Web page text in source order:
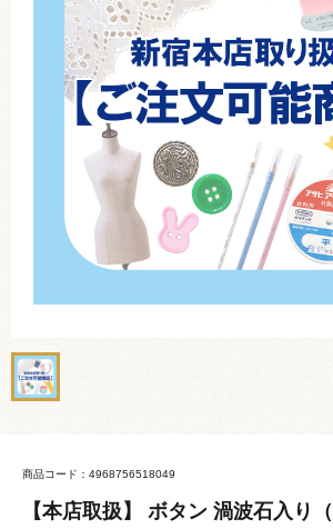
商品コード：4968756518049
【本店取扱】 ボタン 渦波石入り